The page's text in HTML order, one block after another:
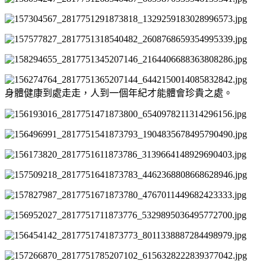
身體健康到處走走，人到一個年紀才能體會珍貴之處。